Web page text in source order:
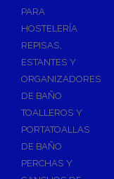
Bombas de
Cocinas
Extractores de
Fregaderos
Grifería de
Recambios de
Contra Incendios
PARA
HOSTELERÍA
REPISAS,
ESTANTES Y
ORGANIZADORES
DE BAÑO
TOALLEROS Y
PORTATOALLAS
DE BAÑO
PERCHAS Y